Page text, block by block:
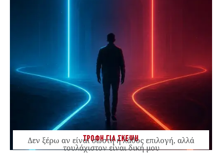
ΤΡΟΦΗ ΓΙΑ ΣΚΕΨΗ
Δεν ξέρω αν είναι σωστή ή λάθος επιλογή, αλλά
τουλάχιστον είναι δική μου